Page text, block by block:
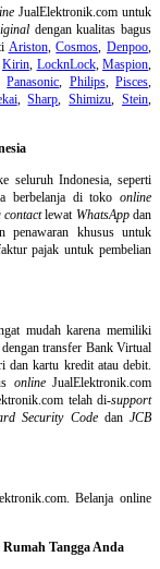
JualElektronik.com untuk
dengan kualitas bagus
Ariston,Cosmos,Denpoo,
Kirin, LocknLock,Maspion,
Panasonic, Philips, Pisces,
,Sharp,Shimizu,Stein,
seluruh Indonesia, seperti
berbelanja di tokoonline
contactlewat WhatsAppdan
penawaran khusus untuk
pajak untuk pembelian
mudah karena memiliki
transfer Bank Virtual
dan kartu kredit atau debit.
onlineJualElektronik.com
telah di-support
Security Codedan JCB
Belanja online
Tangga Anda